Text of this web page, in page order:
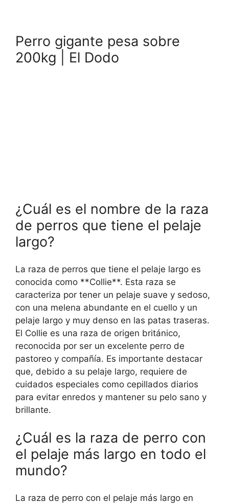
Perro gigante pesa sobre
200kg | El Dodo
¿Cuál es el nombre de la raza
de perros que tiene el pelaje
largo?
La raza de perros que tiene el pelaje largo es
conocida como **Collie**. Esta raza se
caracteriza por tener un pelaje suave y sedoso,
con una melena abundante en el cuello y un
pelaje largo y muy denso en las patas traseras.
El Collie es una raza de origen británico,
reconocida por ser un excelente perro de
pastoreo y compañía. Es importante destacar
que, debido a su pelaje largo, requiere de
cuidados especiales como cepillados diarios
para evitar enredos y mantener su pelo sano y
brillante.
¿Cuál es la raza de perro con
el pelaje más largo en todo el
mundo?
La raza de perro con el pelaje más largo en